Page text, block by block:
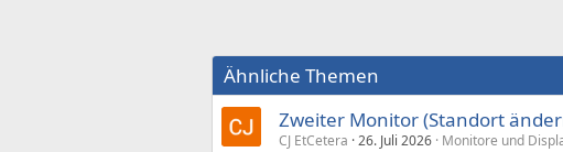
Ähnliche Themen
Zweiter Monitor (Standort
CJ EtCetera 26. Juli 2026 Monitore und